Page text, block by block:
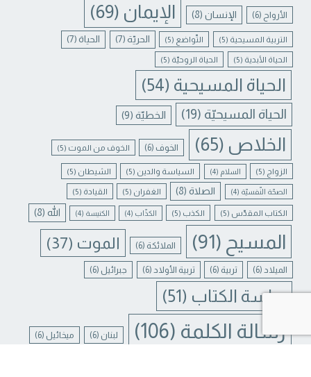
الأرواح (6) الإنسان(8) الإيمان (69)
التربية المسيحية (5) التّواضع (5) الحريّة (7) الحياة (7)
الحياة الأبدية (5) الحياة الروحيّة (5)
الحياة المسيحية (54)
الحياة المسيحيّة (19) الخطيّة (9)
الخلاص (65) الخوف (6) الخوف من الموت (5)
الزواج (5) السلام (4) السياسة والدين (5) الشيطان (5)
الصحّة النّفسيّة (4) الصلاة(8) الغفران (5) القيادة (5)
الكتاب المقدّس (5) الكذب (5) الكذّاب (4) الكنيسة (4) الله (8)
المسيح (91) الملائكة (6) الموت (37)
الميلاد (6) تربية (6) تربية الأولاد (6) جبرائيل (6)
دراسة الكتاب (51)
رسالة الكلمة (106) لبنان (6) ميخائيل (6)
CHATY